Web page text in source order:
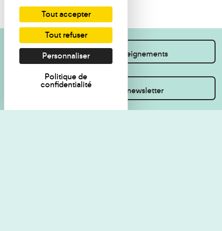
Je souhaite des renseignements
Inscrivez-vous à la newsletter
Tout accepter
Tout refuser
Personnaliser
Politique de
confidentialité